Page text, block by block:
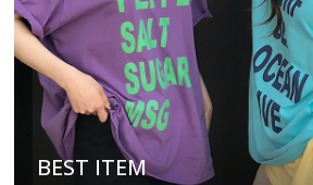
BEST ITEM